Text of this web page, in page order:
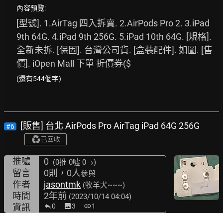
內容預覽:
[型號]. 1.AirTag 四入拆賣. 2.AirPods Pro 2. 3.iPad
9th 64G. 4.iPad 9th 256G. 5.iPad 10th 64G. [規格].
全新未拆. [保固]. 台灣公司貨. [盒裝配件]. 如圖. [售
價]. iOpen Mall 下單 折價券($
(還有544個字)
#6 [販售] 台北 AirPods Pro AirTag iPad 64G 256G
已回收
推噓 0 (0推 0噓 0→)
留言 0則，0人參與
作者 jasontmk (牧羊犬~~~)
時間 2年前 (2023/10/14 04:04)
資訊 0 image3 link1